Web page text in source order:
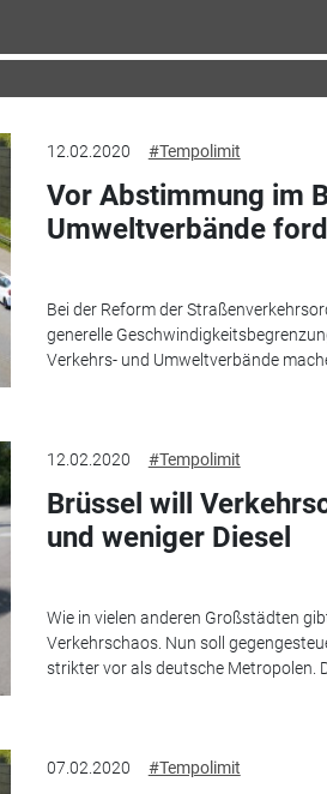
12.02.2020 #Tempolimit
Vor Abstimmung im
Umweltverbände
Bei der Reform der
generelle
Verkehrs- und Umweltverbände
12.02.2020 #Tempolimit
Brüssel will
und weniger Diesel
Wie in vielen anderen Großstädten
Verkehrschaos. Nun soll
strikter vor als deutsche Metropolen.
07.02.2020 #Tempolimit